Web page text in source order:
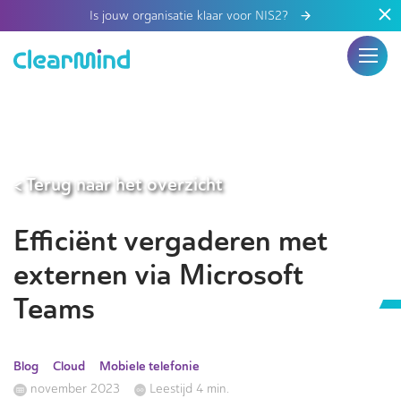
Is jouw organisatie klaar voor NIS2?
< Terug naar het overzicht
Efficiënt vergaderen met
externen via Microsoft
Teams
Blog Cloud Mobiele telefonie
november 2023 Leestijd 4 min.